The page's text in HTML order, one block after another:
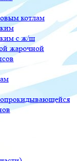
котлам
с ж/ш
жарочной
опрокидывающейся